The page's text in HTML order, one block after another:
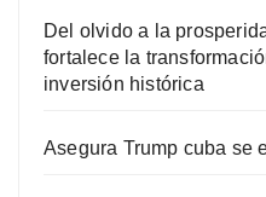
Del olvido a la
fortalece la
inversión histórica
Asegura Trump cuba se